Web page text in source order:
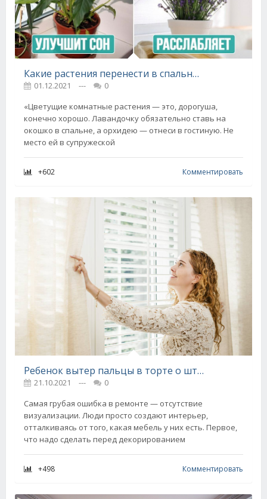
Какие растения перенести в спальню, чтобы муж бежал туда со всех ног и всегда был в хорошем расположении духа
01.12.2021 ---
0
«Цветущие комнатные растения — это, дорогуша,
конечно хорошо. Лавандочку обязательно ставь на
окошко в спальне, а орхидею — отнеси в гостиную. Не
место ей в супружеской
+602 Комментировать
Ребенок вытер пальцы в торте о шторы, не смогла отстирать, бегу выбирать новые
21.10.2021 ---
0
Самая грубая ошибка в ремонте — отсутствие
визуализации. Люди просто создают интерьер,
отталкиваясь от того, какая мебель у них есть. Первое,
что надо сделать перед декорированием
+498 Комментировать